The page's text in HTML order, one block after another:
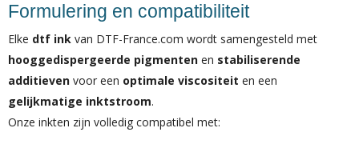
Formulering en compatibiliteit
Elke dtf ink van DTF-France.com wordt samengesteld met
hooggedispergeerde pigmenten en stabiliserende
additieven voor een optimale viscositeit en een
gelijkmatige inktstroom.
Onze inkten zijn volledig compatibel met: